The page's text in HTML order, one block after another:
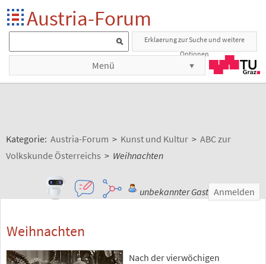
Austria-Forum
Erklaerung zur Suche und weitere
Optionen
Menü
Kategorie: Austria-Forum > Kunst und Kultur > ABC zur
Volkskunde Österreichs > Weihnachten
unbekannter Gast Anmelden
Weihnachten
Nach der vierwöchigen